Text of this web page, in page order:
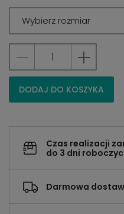
Wybierz rozmiar
DODAJ DO KOSZYKA
Czas realizacji
do 3 dni
Darmowa